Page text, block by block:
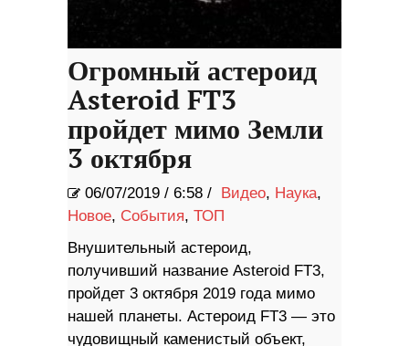
Огромный астероид
Asteroid FT3
пройдет мимо Земли
3 октября
06/07/2019 / 6:58 / Видео, Наука,
Новое, События, ТОП
Внушительный астероид,
получивший название Asteroid FT3,
пройдет 3 октября 2019 года мимо
нашей планеты. Астероид FT3 — это
чудовищный каменистый объект,